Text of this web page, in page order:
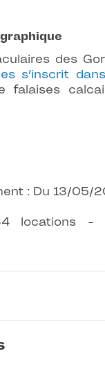
des
s’inscrit
falaises
: Du 13/05/
locations -